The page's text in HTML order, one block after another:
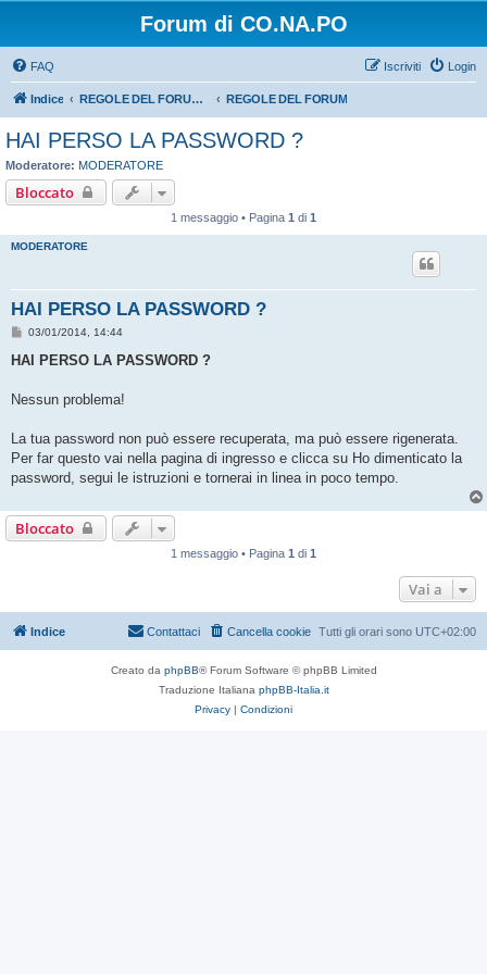
Forum di CO.NA.PO
FAQ Login
Iscriviti
Indice REGOLE DEL FORUM - LEGGERE BENE PRIMA DI PROCEDERE CON L'ISCRIZIONE REGOLE DEL FORUM
HAI PERSO LA PASSWORD ?
Moderatore: MODERATORE
Bloccato
1 messaggio • Pagina 1 di 1
MODERATORE
HAI PERSO LA PASSWORD ?
M
s
g
o
03/01/2014, 14:44
HAI PERSO LA PASSWORD ?
Nessun problema!
La tua password non può essere recuperata, ma può essere rigenerata.
Per far questo vai nella pagina di ingresso e clicca su Ho dimenticato la
password, segui le istruzioni e tornerai in linea in poco tempo.
Bloccato
1 messaggio • Pagina 1 di 1
Vai a
Indice Tutti gli orari sono UTC+02:00
Cancella cookie
Contattaci
Creato da phpBB® Forum Software © phpBB Limited
Traduzione Italiana phpBB-Italia.it
Privacy | Condizioni